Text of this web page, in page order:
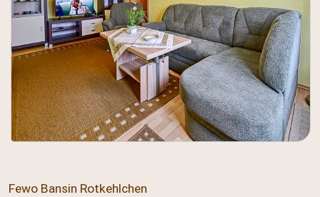
Fewo Bansin Rotkehlchen